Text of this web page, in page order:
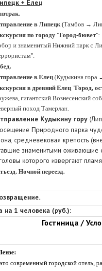
+ Елец
в Липецк(Тамбов →
по городу "Город-бювет":
и знаменитый Нижний парк с
в Елец(Кудыкина гора
в древний Елец"Город,
гигантский Вознесенский
поход Тамерлан.
Кудыкину гору
Природного парка
средневековая крепость
знаменитыми оживающие
которого извергают
Ночной переезд.
на 1 человека (руб.):
Гостиница /
это современный городской отель,